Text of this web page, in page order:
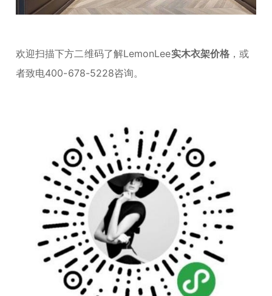
欢迎扫描下方二维码了解LemonLee实木衣架价格 ，或
者致电400-678-5228咨询。